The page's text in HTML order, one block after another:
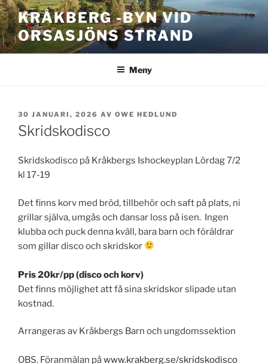
Hoppa
till
innehåll
KRÅKBERG -BYN VID
ORSASJÖNS STRAND
Meny
PUBLICERAT
30 JANUARI, 2026 AV OWE HEDLUND
Skridskodisco
Skridskodisco på Kråkbergs Ishockeyplan Lördag 7/2
kl 17-19
Det finns korv med bröd, tillbehör och saft på plats, ni
grillar själva, umgås och dansar loss på isen. Ingen
klubba och puck denna kväll, bara barn och föräldrar
som gillar disco och skridskor
Pris 20kr/pp (disco och korv)
Det finns möjlighet att få sina skridskor slipade utan
kostnad.
Arrangeras av Kråkbergs Barn och ungdomssektion
OBS. Föranmälan påwww.krakberg.se/skridskodisco